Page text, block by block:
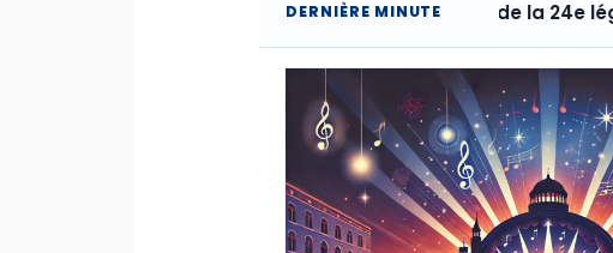
DERNIÈRE MINUTE
Le budget de la 24e